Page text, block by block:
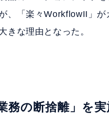
、「楽々WorkflowII」
きな理由となった。
務の断捨離」を実